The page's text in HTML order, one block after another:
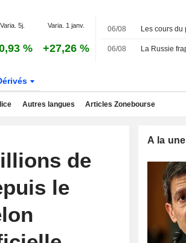
Varia. 5j. Varia. 1 janv.
% +27,26 %
06/08
06/08
Autres langues Articles Zonebourse
de
le
A la une